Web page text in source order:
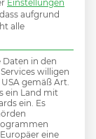
Einstellungen
aufgrund
alle
Daten in den
willigen
gemäß Art.
ein Land mit
ein. Es
eine